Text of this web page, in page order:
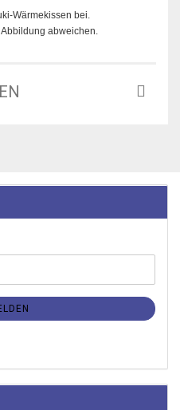
Wärmekissen bei.
abweichen.